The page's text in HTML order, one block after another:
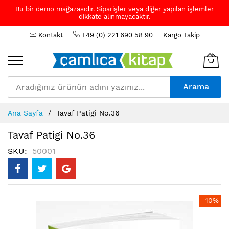
Bu bir demo mağazasıdır. Siparişler veya diğer yapılan işlemler
dikkate alınmayacaktır.
Kontakt +49 (0) 221 690 58 90 Kargo Takip
Arama
to
Content
Ana Sayfa Tavaf Patigi No.36
Tavaf Patigi No.36
SKU 50001
-10%